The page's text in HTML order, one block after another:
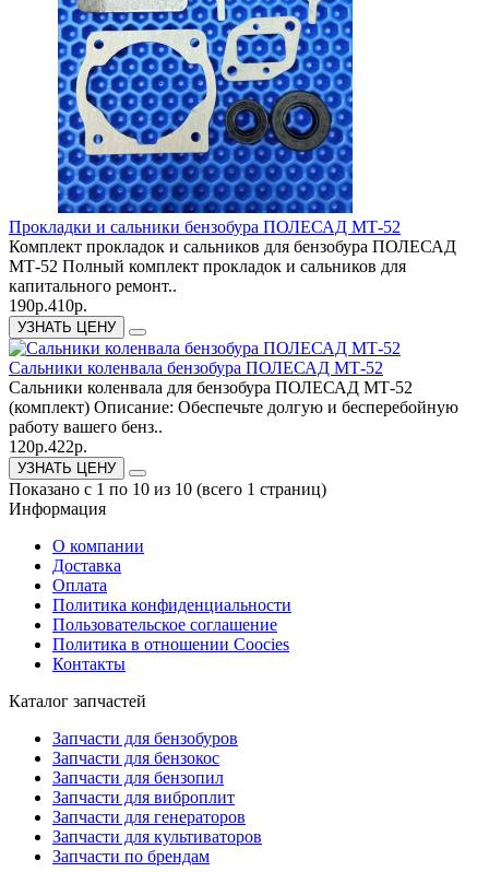
Прокладки и сальники бензобура ПОЛЕСАД МТ-52
Комплект прокладок и сальников для бензобура ПОЛЕСАД
МТ-52 Полный комплект прокладок и сальников для
капитального ремонт..
190р.410р.
УЗНАТЬ ЦЕНУ
Сальники коленвала бензобура ПОЛЕСАД МТ-52
Сальники коленвала для бензобура ПОЛЕСАД МТ-52
(комплект) Описание: Обеспечьте долгую и бесперебойную
работу вашего бенз..
120р.422р.
УЗНАТЬ ЦЕНУ
Показано с 1 по 10 из 10 (всего 1 страниц)
Информация
О компании
Доставка
Оплата
Политика конфиденциальности
Пользовательское соглашение
Политика в отношении Coocies
Контакты
Каталог запчастей
Запчасти для бензобуров
Запчасти для бензокос
Запчасти для бензопил
Запчасти для виброплит
Запчасти для генераторов
Запчасти для культиваторов
Запчасти по брендам